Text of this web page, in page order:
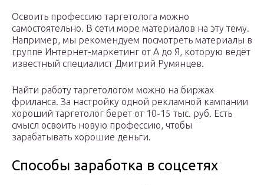
Освоить профессию таргетолога можно
самостоятельно. В сети море материалов на эту тему.
Например, мы рекомендуем посмотреть материалы в
группе Интернет-маркетинг от А до Я, которую ведет
известный специалист Дмитрий Румянцев.
Найти работу таргетологом можно на биржах
фриланса. За настройку одной рекламной кампании
хороший таргетолог берет от 10-15 тыс. руб. Есть
смысл освоить новую профессию, чтобы
зарабатывать хорошие деньги.
Способы заработка в соцсетях